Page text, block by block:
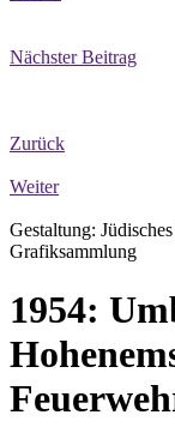
Nächster Beitrag
Zurück
Weiter
Gestaltung:
Grafiksammlung
1954: